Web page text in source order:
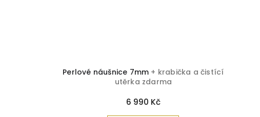
Perlové náušnice 7mm + krabička a čistící
utěrka zdarma
6 990 Kč